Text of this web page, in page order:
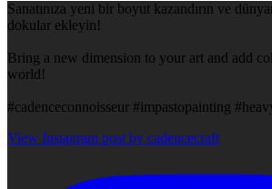
Sanatınıza yeni bir boyut kazandırın ve
dokular ekleyin!
Bring a new dimension to your art and add
world!
#cadenceconnoisseur #impastopainting
View Instagram post by cadencecraft